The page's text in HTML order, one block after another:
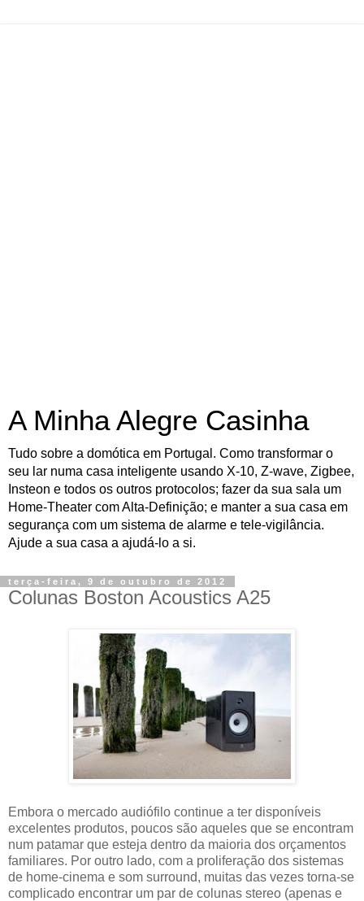
A Minha Alegre Casinha
Tudo sobre a domótica em Portugal. Como transformar o
seu lar numa casa inteligente usando X-10, Z-wave, Zigbee,
Insteon e todos os outros protocolos; fazer da sua sala um
Home-Theater com Alta-Definição; e manter a sua casa em
segurança com um sistema de alarme e tele-vigilância.
Ajude a sua casa a ajudá-lo a si.
terça-feira, 9 de outubro de 2012
Colunas Boston Acoustics A25
Embora o mercado audiófilo continue a ter disponíveis
excelentes produtos, poucos são aqueles que se encontram
num patamar que esteja dentro da maioria dos orçamentos
familiares. Por outro lado, com a proliferação dos sistemas
de home-cinema e som surround, muitas das vezes torna-se
complicado encontrar um par de colunas stereo (apenas e